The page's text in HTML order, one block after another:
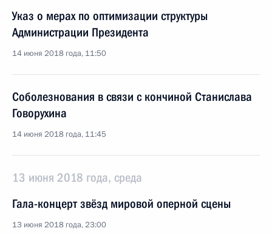
Указ о мерах по оптимизации структуры
Администрации Президента
14 июня 2018 года, 11:50
Соболезнования в связи с кончиной Станислава
Говорухина
14 июня 2018 года, 11:45
13 июня 2018 года, среда
Гала-концерт звёзд мировой оперной сцены
13 июня 2018 года, 23:00